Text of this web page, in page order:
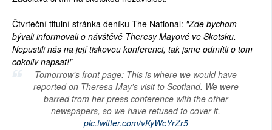
Čtvrteční titulní stránka deníku The National: "Zde bychom
bývali informovali o návštěvě Theresy Mayové ve Skotsku.
Nepustili nás na její tiskovou konferenci, tak jsme odmítli o tom
cokoliv napsat!"
Tomorrow's front page: This is where we would have
reported on Theresa May's visit to Scotland. We were
barred from her press conference with the other
newspapers, so we have refused to cover it.
pic.twitter.com/vKyWcYrZr5